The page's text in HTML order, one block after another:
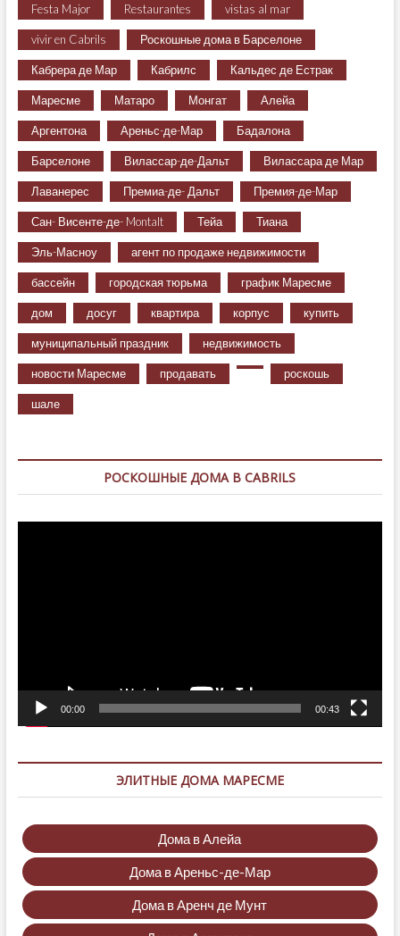
Festa Major Restaurantes vistas al mar
vivir en Cabrils Роскошные дома в Барселоне
Кабрера де Мар Кабрилс Кальдес де Естрак
Маресме Матаро Монгат Алейа
Аргентона Ареньс-де-Мар Бадалона
Барселоне Вилассар-де-Дальт Вилассара де Мар
Лаванерес Премиа-де- Дальт Премия-де-Мар
Сан- Висенте-де- Montalt Тейа Тиана
Эль-Масноу агент по продаже недвижимости
бассейн городская тюрьма график Маресме
дом досуг квартира корпус купить
муниципальный праздник недвижимость
новости Маресме продавать роскошь
шале
РОСКОШНЫЕ ДОМА В CABRILS
00:00 00:43
ЭЛИТНЫЕ ДОМА МАРЕСМЕ
Дома в Алейа
Дома в Ареньс-де-Мар
Дома в Аренч де Мунт